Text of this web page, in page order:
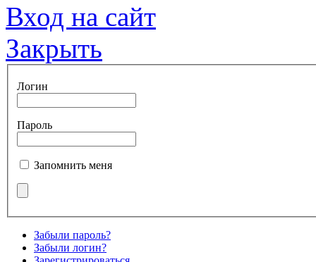
Вход на сайт
Закрыть
Логин
Пароль
Запомнить меня
Забыли пароль?
Забыли логин?